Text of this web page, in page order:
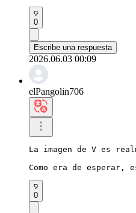
0
Escribe una respuesta
2026.06.03 00:09
elPangolin706
La imagen de V es
Como era de esperar,
0